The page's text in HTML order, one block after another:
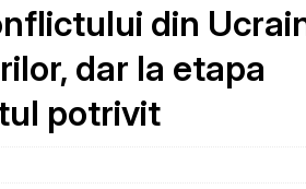
din
dar la etapa
potrivit